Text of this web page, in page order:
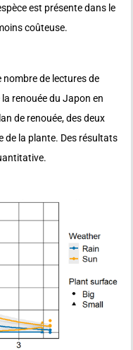
est présente dans le
coûteuse.
nombre de lectures de
renouée du Japon en
de renouée, des deux
de la plante. Des résultats